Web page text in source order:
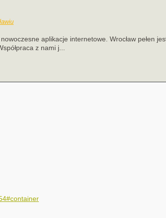
aplikacje internetowe. Wrocław pełen
z nami j...